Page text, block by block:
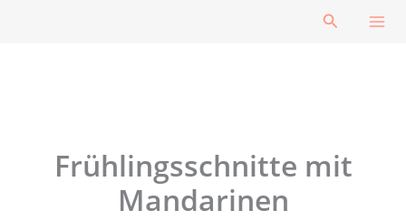
Suchen
Frühlingsschnitte mit
Mandarinen